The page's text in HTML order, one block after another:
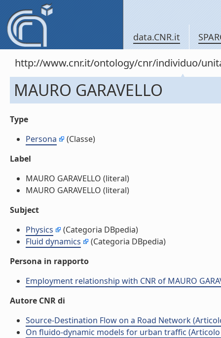
data.CNR.it
http://www.cnr.it/ontology/cnr/individuo/
MAURO GARAVELLO
Type
Persona
(Classe)
Label
MAURO GARAVELLO (literal)
MAURO GARAVELLO (literal)
Subject
Physics
(Categoria DBpedia)
Fluid dynamics
(Categoria DBpedia)
Persona in rapporto
Employment relationship with CNR of MAURO
Autore CNR di
Source-Destination Flow on a Road Network
On fluido-dynamic models for urban traffic